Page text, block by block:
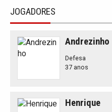
JOGADORES
Andrezinho
Defesa
37 anos
Henrique